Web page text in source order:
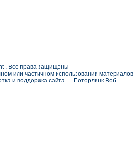
. Все права защищены
или частичном использовании
и поддержка сайта — Петерлинк Веб